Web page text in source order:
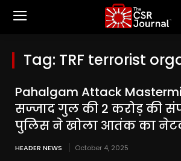
Tag: TRF terrorist
Pahalgam Attack
सज्जाद गुल की 2 करोड़ की
पुलिस ने खोला आतंक का
HEADER NEWS October 4, 2025